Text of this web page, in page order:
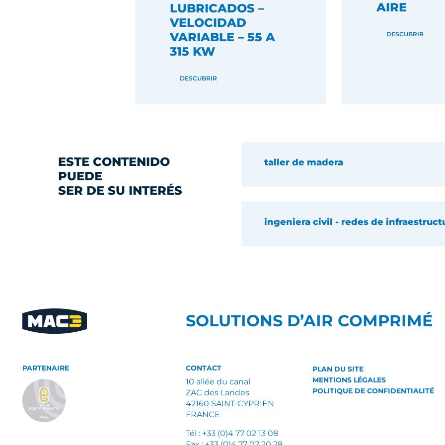
LUBRICADOS –
VELOCIDAD
VARIABLE – 55 A
315 KW
DESCUBRIR
AIRE
DESCUBRIR
ESTE CONTENIDO
PUEDE
SER DE SU INTERÉS
taller de madera
ingeniera civil - redes de
SOLUTIONS D’AIR COMPRIMÉ
PARTENAIRE CONTACT
10 allée du canal
ZAC des Landes
42160 SAINT-CYPRIEN
FRANCE
Tél : +33 (0)4 77 02 13 08
PLAN DU SITE
MENTIONS LÉGALES
POLITIQUE DE CONFIDENTIALITÉ